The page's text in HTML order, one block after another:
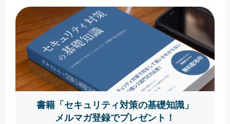
書籍「セキュリティ対策の基礎知識」
メルマガ登録でプレゼント！